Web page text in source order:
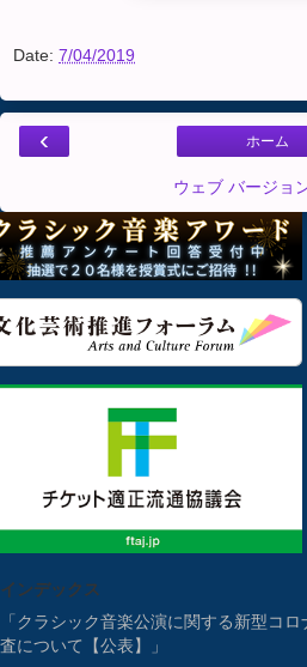
Date: 7/04/2019
‹ ホーム
ウェブ バージョ
インデックス
「クラシック音楽公演に関する新型コ
査について【公表】」